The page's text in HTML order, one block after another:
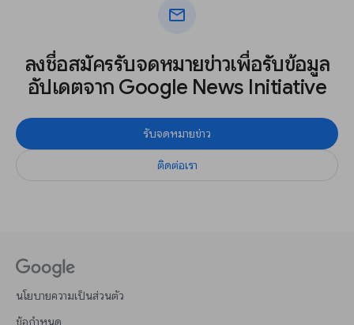
mail
ลงชื่อสมัครรับจดหมายข่าวเพื่อรับข้อมูล
อัปเดตจาก Google News Initiative
รับจดหมายข่าว
ติดต่อเรา
นโยบายความเป็นส่วนตัว
ข้อกำหนด